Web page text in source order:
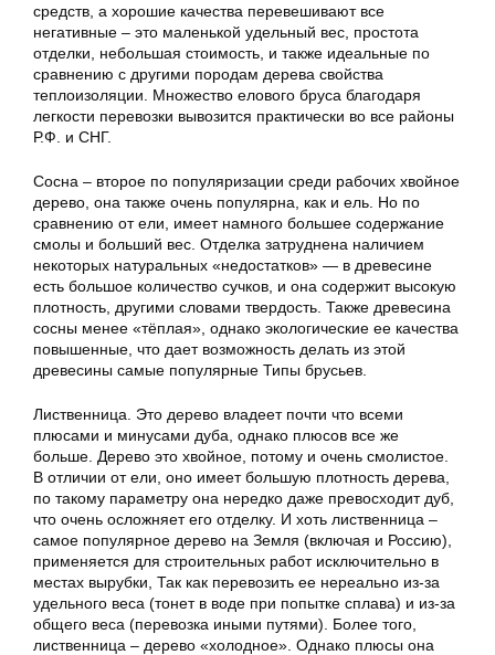
средств, а хорошие качества перевешивают все
негативные – это маленькой удельный вес, простота
отделки, небольшая стоимость, и также идеальные по
сравнению с другими породам дерева свойства
теплоизоляции. Множество елового бруса благодаря
легкости перевозки вывозится практически во все районы
Р.Ф. и СНГ.
Сосна – второе по популяризации среди рабочих хвойное
дерево, она также очень популярна, как и ель. Но по
сравнению от ели, имеет намного большее содержание
смолы и больший вес. Отделка затруднена наличием
некоторых натуральных «недостатков» — в древесине
есть большое количество сучков, и она содержит высокую
плотность, другими словами твердость. Также древесина
сосны менее «тёплая», однако экологические ее качества
повышенные, что дает возможность делать из этой
древесины самые популярные Типы брусьев.
Лиственница. Это дерево владеет почти что всеми
плюсами и минусами дуба, однако плюсов все же
больше. Дерево это хвойное, потому и очень смолистое.
В отличии от ели, оно имеет большую плотность дерева,
по такому параметру она нередко даже превосходит дуб,
что очень осложняет его отделку. И хоть лиственница –
самое популярное дерево на Земля (включая и Россию),
применяется для строительных работ исключительно в
местах вырубки, Так как перевозить ее нереально из-за
удельного веса (тонет в воде при попытке сплава) и из-за
общего веса (перевозка иными путями). Более того,
лиственница – дерево «холодное». Однако плюсы она